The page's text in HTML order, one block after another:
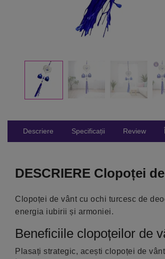
Descriere Specificații Review
DESCRIERE Clopoței
Clopoței de vânt cu ochi turcesc de
energia iubirii și armoniei.
Beneficiile clopoțeilor de
Plasați strategic, acești clopoței de